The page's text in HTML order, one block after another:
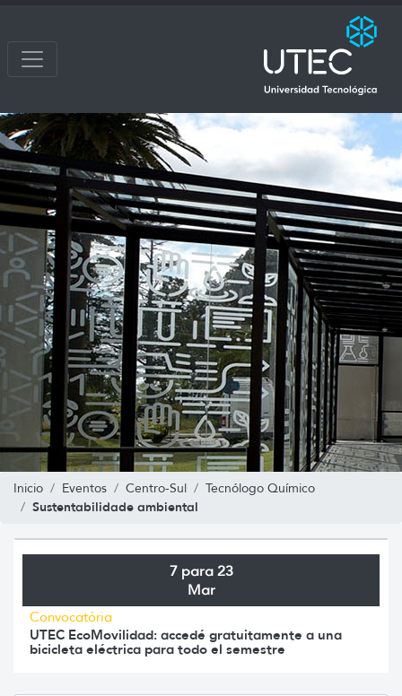
Inicio Eventos Centro-Sul Tecnólogo Químico
Sustentabilidade ambiental
7 para 23
Mar
Convocatória
UTEC EcoMovilidad: accedé gratuitamente a una
bicicleta eléctrica para todo el semestre